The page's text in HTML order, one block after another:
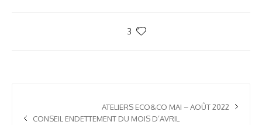
3
ATELIERS ECO&CO MAI – AOÛT 2022
CONSEIL ENDETTEMENT DU MOIS D’AVRIL